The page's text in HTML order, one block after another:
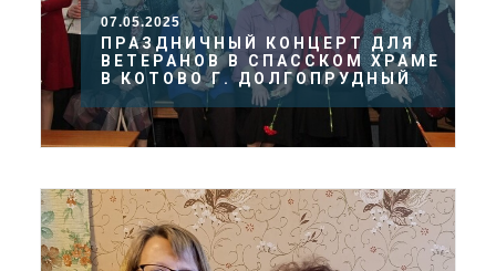
07.05.2025
ПРАЗДНИЧНЫЙ КОНЦЕРТ ДЛЯ
ВЕТЕРАНОВ В СПАССКОМ ХРАМЕ
В КОТОВО Г. ДОЛГОПРУДНЫЙ